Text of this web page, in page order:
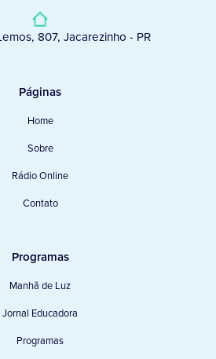
807, Jacarezinho - PR
Páginas
Home
Sobre
Rádio Online
Contato
Programas
Manhã de Luz
Jornal Educadora
Programas